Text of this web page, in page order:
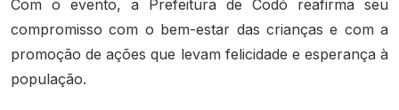
Com o evento, a Prefeitura de Codó reafirma seu
compromisso com o bem-estar das crianças e com a
promoção de ações que levam felicidade e esperança à
população.